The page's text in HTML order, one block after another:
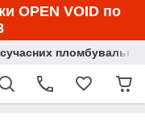
OPEN VOID по
пломбувальних